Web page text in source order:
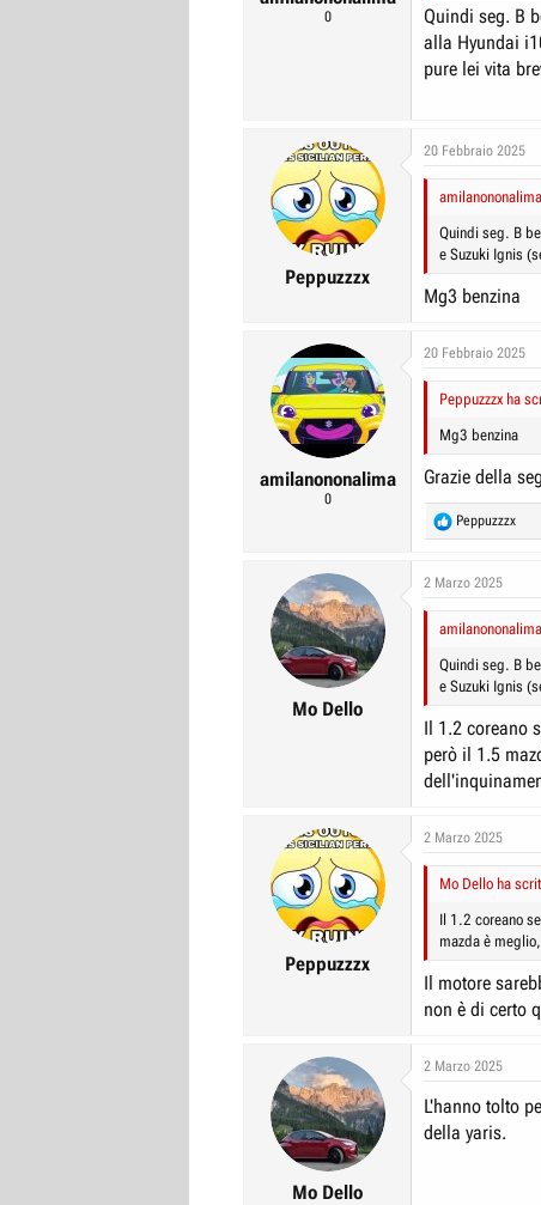
0
Quindi seg. B
alla Hyundai
pure lei vita
Peppuzzzx
20 Febbraio 2025
Quindi seg. B
e Suzuki Ignis
Mg3 benzina
amilanononalima
0
20 Febbraio 2025
Peppuzzzx ha
Mg3 benzina
Grazie della
R
e
c
n
s
Peppuzzzx
Mo Dello
2 Marzo 2025
Quindi seg. B
e Suzuki Ignis
Il 1.2 coreano
però il 1.5
Peppuzzzx
2 Marzo 2025
Mo Dello ha
Il 1.2 coreano
mazda è
Il motore
non è di certo
Mo Dello
2 Marzo 2025
L'hanno tolto
della yaris.